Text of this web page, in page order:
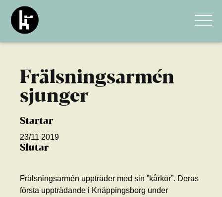
Frälsningsarmén
sjunger
Startar
23/11 2019
Slutar
Frälsningsarmén uppträder med sin ”kårkör”. Deras
första uppträdande i Knäppingsborg under